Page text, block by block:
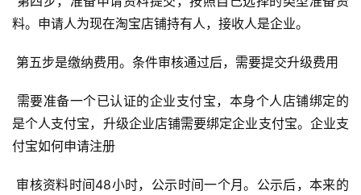
料。申请人为现在淘宝店铺持有人，接收人是企业。
第五步是缴纳费用。条件审核通过后，需要提交升级费用
是个人支付宝，升级企业店铺需要绑定企业支付宝。企业支
付宝如何申请注册